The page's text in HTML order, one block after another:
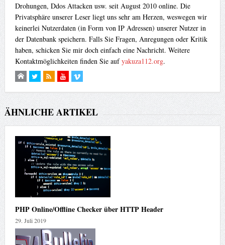
Drohungen, Ddos Attacken usw. seit August 2010 online. Die
Privatsphäre unserer Leser liegt uns sehr am Herzen, weswegen wir
keinerlei Nutzerdaten (in Form von IP Adressen) unserer Nutzer in
der Datenbank speichern. Falls Sie Fragen, Anregungen oder Kritik
haben, schicken Sie mir doch einfach eine Nachricht. Weitere
Kontaktmöglichkeiten finden Sie aufyakuza112.org.
ÄHNLICHE ARTIKEL
PHP Online/Offline Checker über HTTP Header
29. Juli 2019